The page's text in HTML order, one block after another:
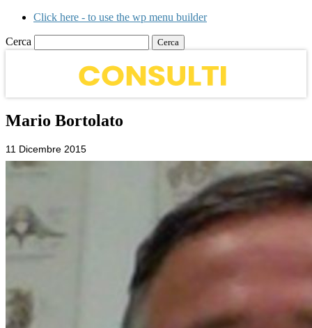
Click here - to use the wp menu builder
Cerca
Mario Bortolato
11 Dicembre 2015